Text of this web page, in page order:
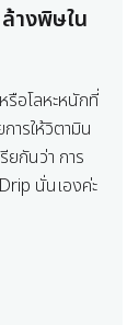
างพิษใน
รือโลหะหนักที่
ารให้วิตามิน
ยกันว่า การ
นั่นเองค่ะ